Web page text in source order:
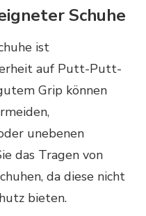
Schuhe
ist
auf Putt-Putt-
Grip können
unebenen
das Tragen von
da diese nicht
bieten.